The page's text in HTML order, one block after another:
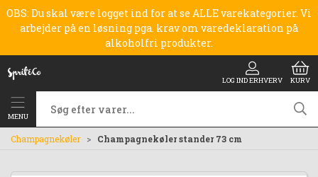
OBS: Du skal være logget ind for at se ALLE varekategorier. Vi
arbejder på en løsning pga. krav om varedeklaration på
alkoholfri produkter.
LOG IND ERHVERV KURV
MENU
Champagnekøler Champagnekøler stander 73 cm